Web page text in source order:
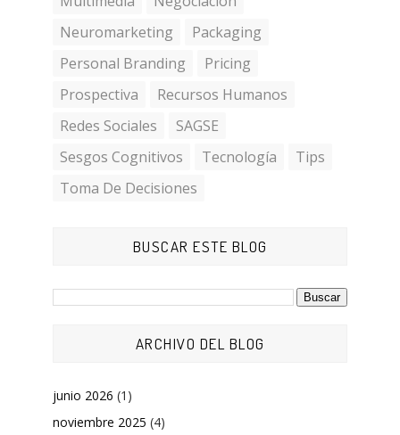
Neuromarketing
Packaging
Personal Branding
Pricing
Prospectiva
Recursos Humanos
Redes Sociales
SAGSE
Sesgos Cognitivos
Tecnología
Tips
Toma De Decisiones
BUSCAR ESTE BLOG
ARCHIVO DEL BLOG
junio 2026 (1)
noviembre 2025 (4)